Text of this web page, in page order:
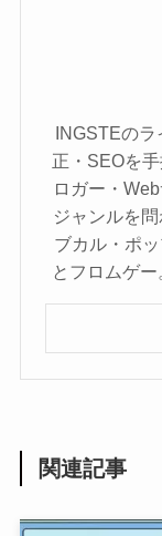
INGSTEの
正・SEOを
ロガー・
ジャンルを
ブカル・ポ
とフロムゲ
関連記事